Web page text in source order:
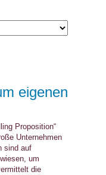
eigenen
Proposition“
Unternehmen
sind auf
um
die